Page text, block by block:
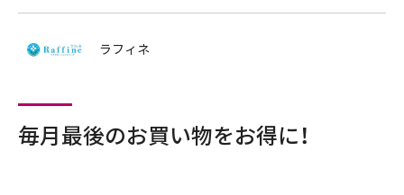
ラフィネ
毎月最後のお買い物をお得に！